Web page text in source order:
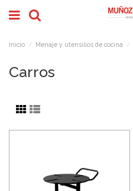
Inicio Menaje y utensilios de cocina
Carros